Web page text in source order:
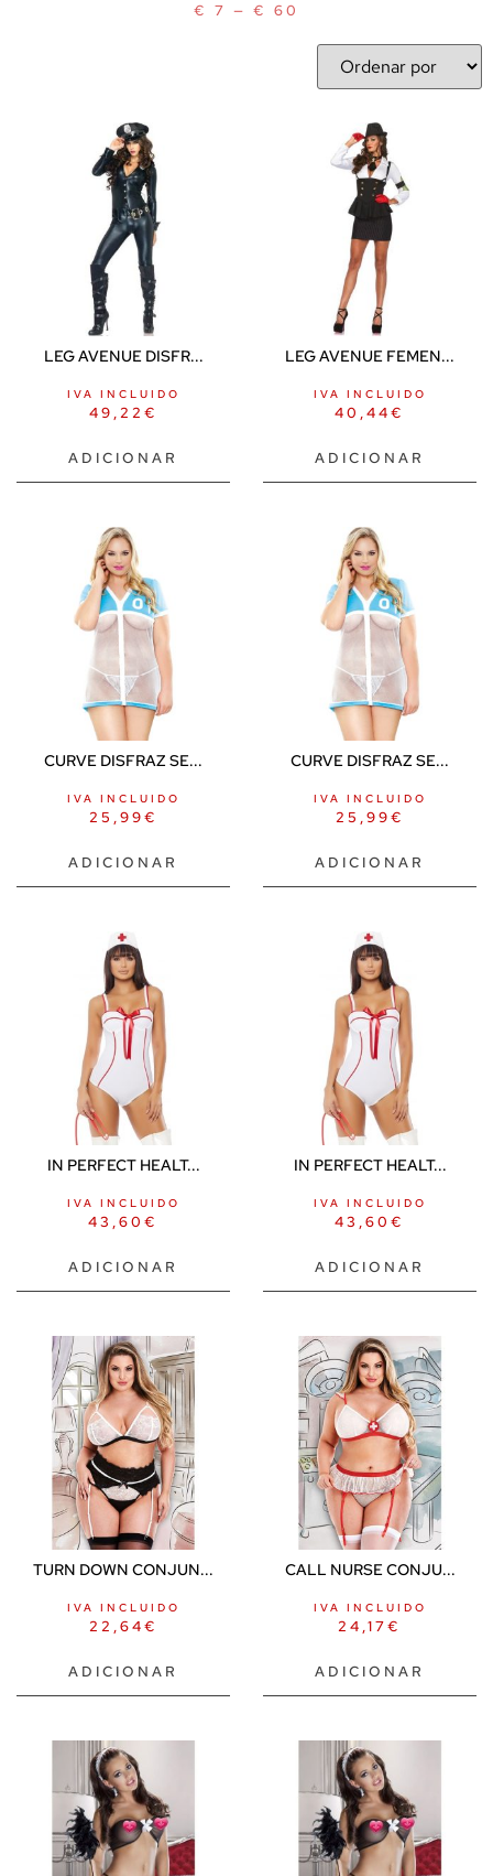
€ 7 — € 60
LEG AVENUE DISFR...
49,22 €
IVA INCLUIDO
ADICIONAR
LEG AVENUE FEMEN...
40,44€
IVA INCLUIDO
ADICIONAR
CURVE DISFRAZ SE...
25,99€
IVA INCLUIDO
ADICIONAR
CURVE DISFRAZ SE...
25,99€
IVA INCLUIDO
ADICIONAR
IN PERFECT HEALT...
43,60 €
IVA INCLUIDO
ADICIONAR
IN PERFECT HEALT...
43,60 €
IVA INCLUIDO
ADICIONAR
TURN DOWN CONJUN...
22,64€
IVA INCLUIDO
ADICIONAR
CALL NURSE CONJU...
24,17€
IVA INCLUIDO
ADICIONAR